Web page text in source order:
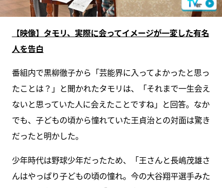
【映像】タモリ、実際に会ってイメージが一変した有名
人を告白
番組内で黒柳徹子から「芸能界に入ってよかったと思っ
たことは？」と聞かれたタモリは、「それまで一生会え
ないと思っていた人に会えたことですね」と回答。なか
でも、子どもの頃から憧れていた王貞治との対面は驚き
だったと明かした。
少年時代は野球少年だったため、「王さんと長嶋茂雄さ
んはやっぱり子どもの頃の憧れ。今の大谷翔平選手みた